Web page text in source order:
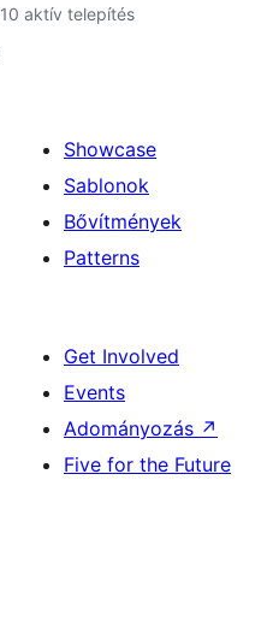
aktív telepítés
Showcase
Sablonok
Bővítmények
Patterns
Get Involved
Events
Adományozás ↗
Five for the Future